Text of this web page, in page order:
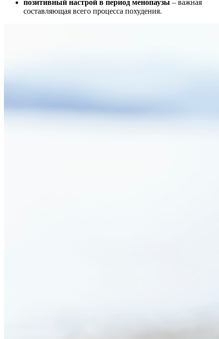
позитивный настрой в период менопаузы – важная
составляющая всего процесса похудения.